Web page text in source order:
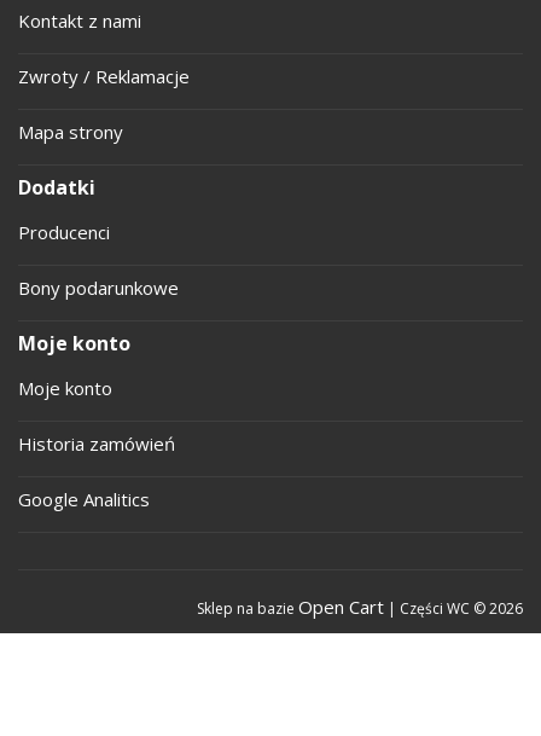
Kontakt z nami
Zwroty / Reklamacje
Mapa strony
Dodatki
Producenci
Bony podarunkowe
Moje konto
Moje konto
Historia zamówień
Google Analitics
Sklep na bazie Open Cart | Części WC © 2026